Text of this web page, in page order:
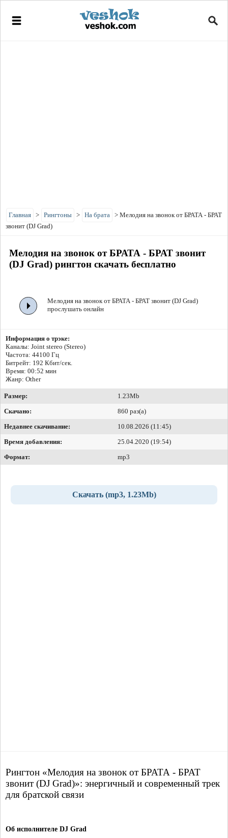
Главная > Рингтоны > На брата > Мелодия на звонок от БРАТА - БРАТ
звонит (DJ Grad)
Мелодия на звонок от БРАТА - БРАТ звонит
(DJ Grad) рингтон скачать бесплатно
Мелодия на звонок от БРАТА - БРАТ звонит (DJ Grad)
прослушать онлайн
Информация о трэке:
Каналы: Joint stereo (Stereo)
Частота: 44100 Гц
Битрейт: 192 Кбит/сек.
Время: 00:52 мин
Жанр: Other
Размер:
1.23Mb
Скачано:
860 раз(а)
Недавнее скачивание:
10.08.2026 (11:45)
Время добавления:
25.04.2020 (19:54)
Формат:
mp3
Скачать (mp3, 1.23Mb)
Рингтон «Мелодия на звонок от БРАТА - БРАТ
звонит (DJ Grad)»: энергичный и современный трек
для братской связи
Об исполнителе DJ Grad